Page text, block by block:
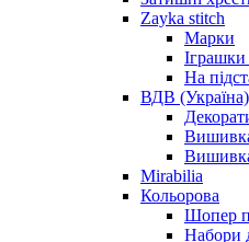
Zayka stitch
Марки
Іграшки
На
ВДВ (Україна)
Mirabilia
Кольорова
Шопер
Набори